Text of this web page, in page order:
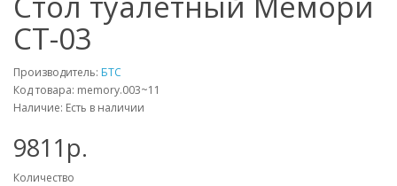
СТ-03
Производитель: БТС
Код товара: memory.003~11
Наличие: Есть в наличии
9811p.
Количество